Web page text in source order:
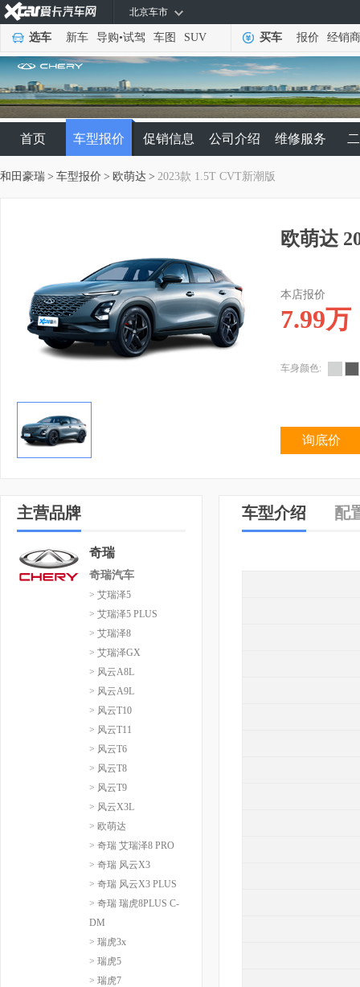
北京车市
选车 新车 导购•试驾 车图 SUV 买车 报价 经销商
首页 车型报价 促销信息 公司介绍 维修服务
和田豪瑞 > 车型报价 > 欧萌达 > 2023款 1.5T CVT新潮版
欧萌达
本店报价
7.99万
车身颜色:
询底价
主营品牌
奇瑞
奇瑞汽车
> 艾瑞泽5
> 艾瑞泽5 PLUS
> 艾瑞泽8
> 艾瑞泽GX
> 风云A8L
> 风云A9L
> 风云T10
> 风云T11
> 风云T6
> 风云T8
> 风云T9
> 风云X3L
> 欧萌达
> 奇瑞 艾瑞泽8 PRO
> 奇瑞 风云X3
> 奇瑞 风云X3 PLUS
> 奇瑞 瑞虎8PLUS C-
DM
> 瑞虎3x
> 瑞虎5
> 瑞虎7
车型介绍 配